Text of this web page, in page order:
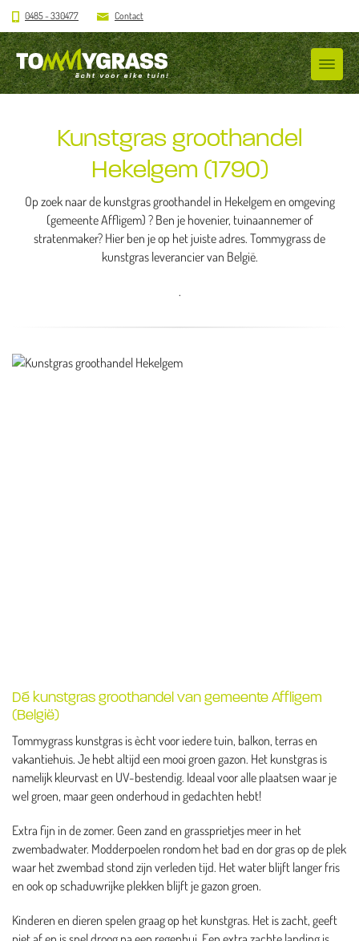
0485 - 330477 Contact
Kunstgras groothandel
Hekelgem (1790)
Op zoek naar de kunstgras groothandel in Hekelgem en omgeving
(gemeente Affligem) ? Ben je hovenier, tuinaannemer of
stratenmaker? Hier ben je op het juiste adres. Tommygrass de
kunstgras leverancier van België.
.
Dé kunstgras groothandel van gemeente Affligem
(België)
Tommygrass kunstgras is ècht voor iedere tuin, balkon, terras en
vakantiehuis. Je hebt altijd een mooi groen gazon. Het kunstgras is
namelijk kleurvast en UV-bestendig. Ideaal voor alle plaatsen waar je
wel groen, maar geen onderhoud in gedachten hebt!
Extra fijn in de zomer. Geen zand en grassprietjes meer in het
zwembadwater. Modderpoelen rondom het bad en dor gras op de plek
waar het zwembad stond zijn verleden tijd. Het water blijft langer fris
en ook op schaduwrijke plekken blijft je gazon groen.
Kinderen en dieren spelen graag op het kunstgras. Het is zacht, geeft